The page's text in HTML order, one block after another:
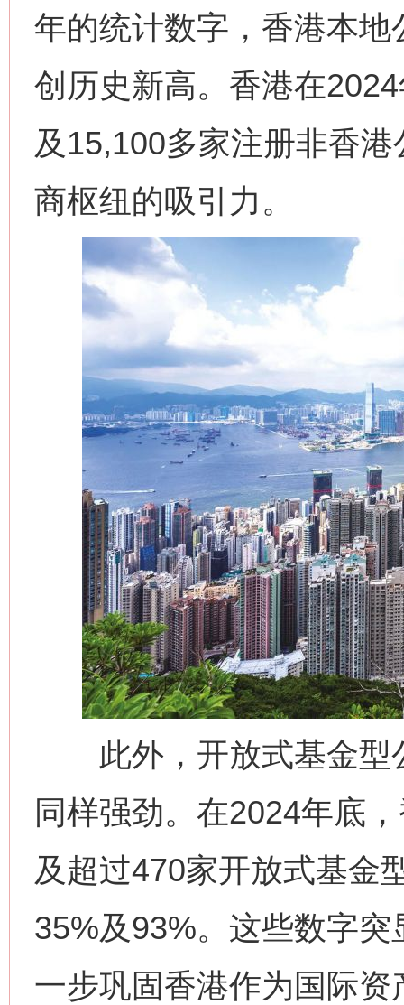
年的统计数字，香港本
创历史新高。香港在
及15,100多家注册非香
商枢纽的吸引力。
此外，开放式基金型
同样强劲。在2024年底
及超过470家开放式基金
35%及93%。这些数字
一步巩固香港作为国际
这是一记警钟！